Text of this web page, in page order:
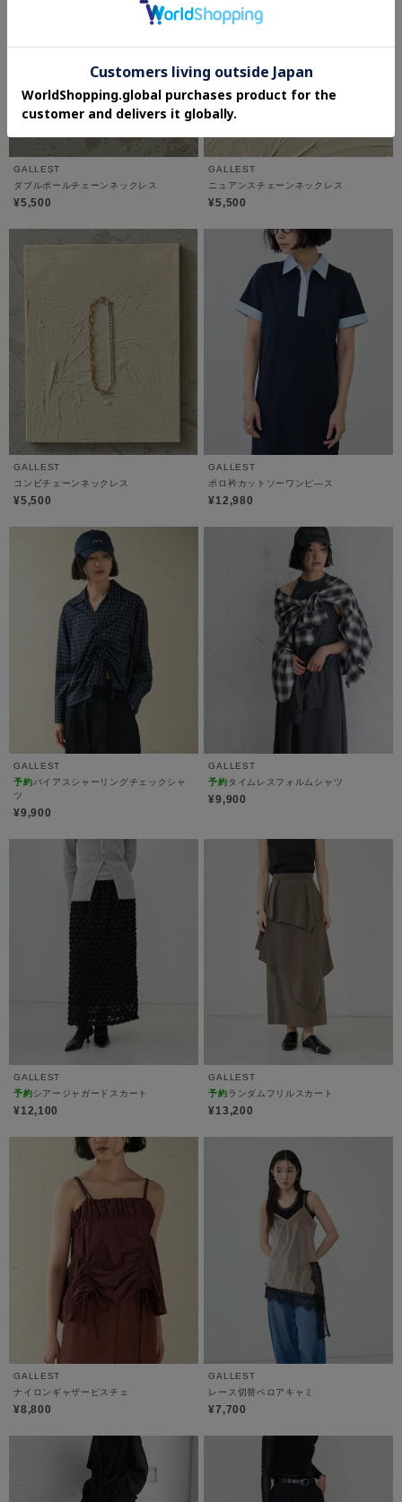
GALLEST
ダブルボールチェーンネックレス
¥5,500
GALLEST
ニュアンスチェーンネックレス
¥5,500
GALLEST
コンビチェーンネックレス
¥5,500
GALLEST
ポロ衿カットソーワンピ―ス
¥12,980
GALLEST
予約バイアスシャーリングチェックシャ
ツ
¥9,900
GALLEST
予約タイムレスフォルムシャツ
¥9,900
GALLEST
予約シアージャガードスカート
¥12,100
GALLEST
予約ランダムフリルスカート
¥13,200
GALLEST
ナイロンギャザービスチェ
¥8,800
GALLEST
レース切替ベロアキャミ
¥7,700